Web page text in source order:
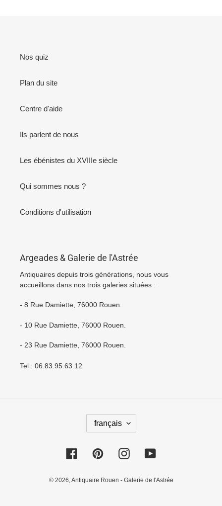
Nos quiz
Plan du site
Centre d'aide
Ils parlent de nous
Les ébénistes du XVIIIe siècle
Qui sommes nous ?
Conditions d'utilisation
Argeades & Galerie de l'Astrée
Antiquaires depuis trois générations, nous vous
accueillons dans nos trois galeries situées :
- 8 Rue Damiette, 76000 Rouen.
- 10 Rue Damiette, 76000 Rouen.
- 23 Rue Damiette, 76000 Rouen.
Tel : 06.83.95.63.12
A
G
E
français
FacebookPinterestInstagramYouTube
© 2026,Antiquaire Rouen - Galerie de l'Astrée